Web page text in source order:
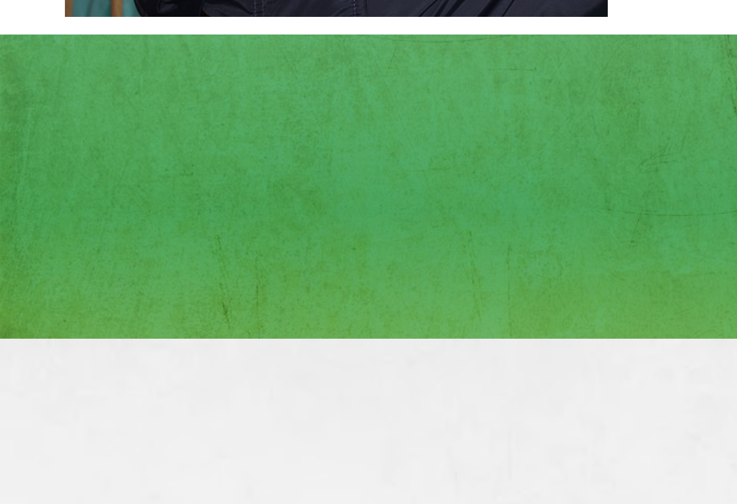
¿Cómo lo hacemos?
Lo hacemos a través de un enfoque integral que combina investigación
ejecución eficiente. Identificamos las necesidades específicas de cada
innovadoras con los beneficiarios y monitoreamos constantemente nuestros
están generando el impacto deseado. Además, establecemos alianzas
locales, gubernamentales y del sector privado para maximizar nuestro
iniciativas se desarrollan bajo cuatro líneas de intervención que guían nuestros